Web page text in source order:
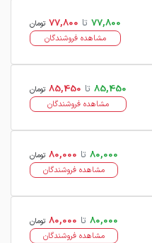
77,800 تا 77,800 تومان
مشاهده فروشندگان
85,450 تا 85,450 تومان
مشاهده فروشندگان
80,000 تا 80,000 تومان
مشاهده فروشندگان
80,000 تا 80,000 تومان
مشاهده فروشندگان